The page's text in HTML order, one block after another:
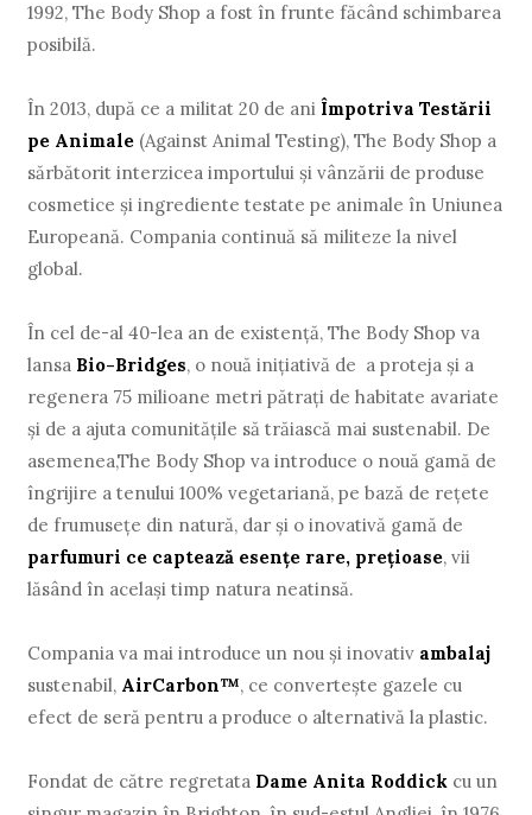
1992, The Body Shop a fost în frunte făcând schimbarea
posibilă.
În 2013, după ce a militat 20 de ani Împotriva Testării
pe Animale (Against Animal Testing), The Body Shop a
sărbătorit interzicea importului şi vânzării de produse
cosmetice şi ingrediente testate pe animale în Uniunea
Europeană. Compania continuă să militeze la nivel
global.
În cel de-al 40-lea an de existenţă, The Body Shop va
lansa Bio-Bridges, o nouă iniţiativă de a proteja şi a
regenera 75 milioane metri pătraţi de habitate avariate
şi de a ajuta comunităţile să trăiască mai sustenabil. De
asemenea,The Body Shop va introduce o nouă gamă de
îngrijire a tenului 100% vegetariană, pe bază de reţete
de frumuseţe din natură, dar şi o inovativă gamă de
parfumuri ce captează esenţe rare, preţioase, vii
lăsând în acelaşi timp natura neatinsă.
Compania va mai introduce un nou şi inovativ ambalaj
sustenabil, AirCarbon™, ce converteşte gazele cu
efect de seră pentru a produce o alternativă la plastic.
Fondat de către regretata Dame Anita Roddick cu un